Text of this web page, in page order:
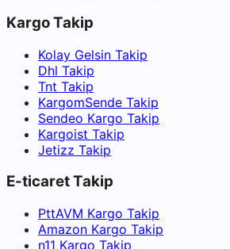
Kargo Takip
Kolay Gelsin Takip
Dhl Takip
Tnt Takip
KargomSende Takip
Sendeo Kargo Takip
Kargoist Takip
Jetizz Takip
E-ticaret Takip
PttAVM Kargo Takip
Amazon Kargo Takip
n11 Kargo Takip